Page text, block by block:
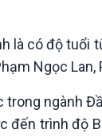
có độ tuổi
Ngọc
ngành
trình độ